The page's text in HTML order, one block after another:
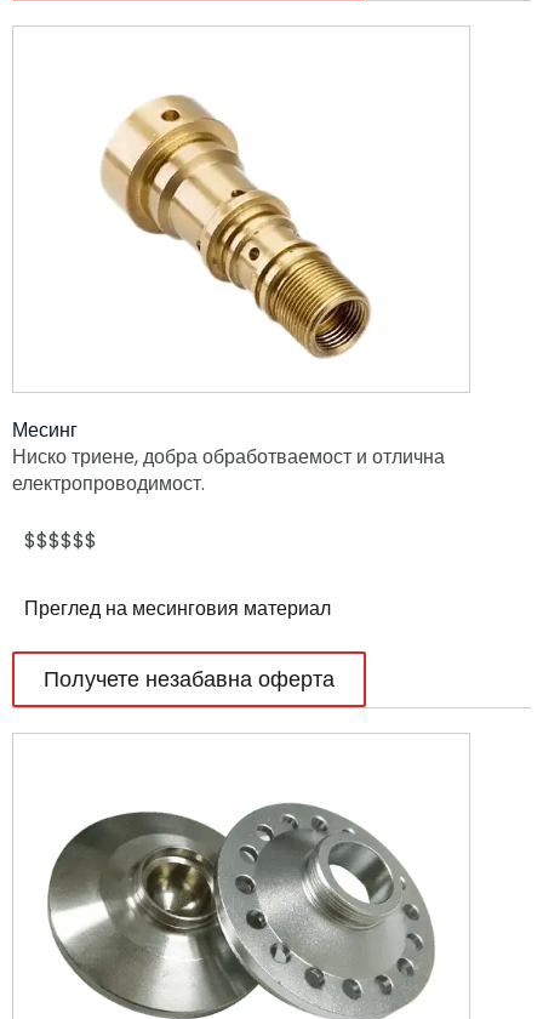
Месинг
Ниско триене, добра обработваемост и отлична
електропроводимост.
$$$$$$
Преглед на месинговия материал
Получете незабавна оферта